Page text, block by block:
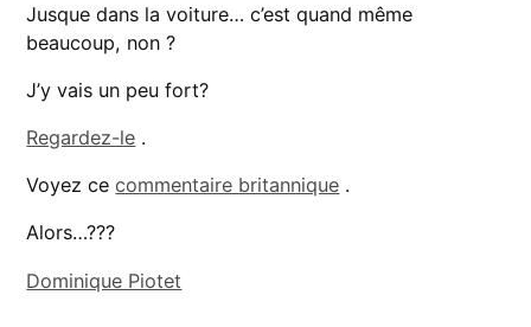
Jusque dans la voiture… c’est quand même
beaucoup, non ?
J’y vais un peu fort?
Regardez-le .
Voyez cecommentaire britannique .
Alors…???
Dominique Piotet